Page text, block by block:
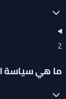
ما هي سياسة